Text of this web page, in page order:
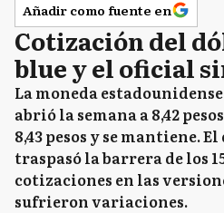
Añadir como fuente en
Cotización del
blue y el oficial
La moneda
abrió la semana a 8,42
8,43 pesos y se mantiene.
traspasó la barrera de los
cotizaciones en las
sufrieron variaciones.